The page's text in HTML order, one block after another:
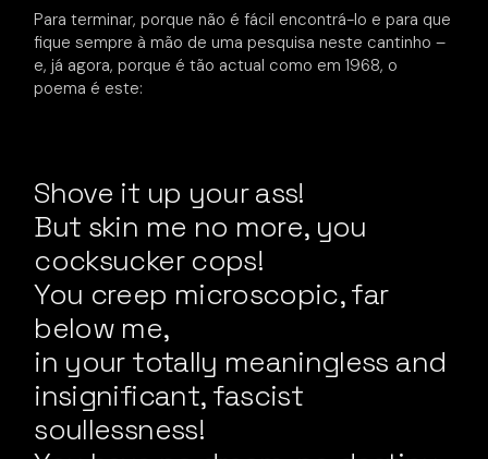
Para terminar, porque não é fácil encontrá-lo e para que
fique sempre à mão de uma pesquisa neste cantinho –
e, já agora, porque é tão actual como em 1968, o
poema é este:
Shove it up your ass!
But skin me no more, you
cocksucker cops!
You creep microscopic, far
below me,
in your totally meaningless and
insignificant, fascist
soullessness!